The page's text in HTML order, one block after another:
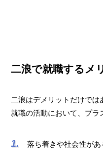
二浪で就職するメ
二浪はデメリットだけでは
就職の活動において、プラ
落ち着きや社会性があ